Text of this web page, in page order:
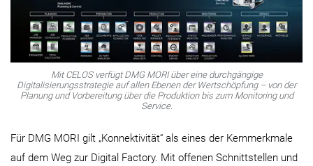
Mit CELOS verfügt DMG MORI über eine durchgängige
Digitalisierungsstrategie auf allen Ebenen der Wertschöpfung – von der
Planung und Vorbereitung über die Produktion bis zum Monitoring und
Service.
Für DMG MORI gilt „Konnektivität“ als eines der Kernmerkmale
auf dem Weg zur Digital Factory. Mit offenen Schnittstellen und